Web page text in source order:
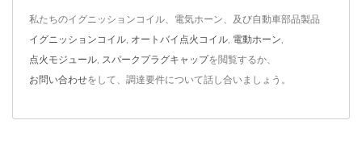
私たちのイグニッションコイル、電気ホーン、及び自動車部品製品
イグニッションコイル オートバイ点火コイル 電動ホーン
点火モジュール スパークプラグキャップを閲覧するか、
お問い合わせをして、調達要件について話し合いましょう。